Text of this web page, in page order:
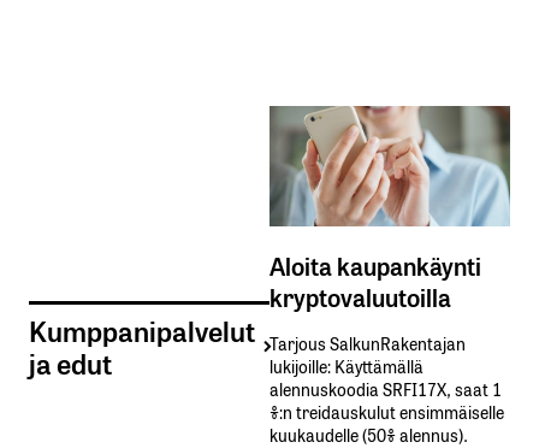
Kumppanipalvelut
ja edut
Aloita kaupankäynti
kryptovaluutoilla
Tarjous SalkunRakentajan
lukijoille: Käyttämällä​ ​
alennuskoodia​ ​SRFI17X,​ ​saat​ ​1
%:n treidauskulut​ ​ensimmäiselle​ ​
kuukaudelle​ ​(50%​ ​alennus).